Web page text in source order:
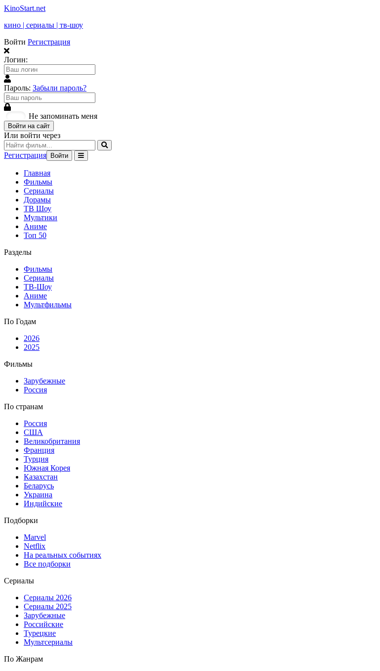
KinoStart.net
кино | сериалы | тв-шоу
Войти Регистрация
Логин:
Пароль: Забыли пароль?
Не запоминать меня
Войти на сайт
Или войти через
Регистрация Войти
Главная
Фильмы
Сериалы
Дорамы
ТВ Шоу
Мультики
Аниме
Топ 50
Разделы
Фильмы
Сериалы
ТВ-Шоу
Аниме
Мультфильмы
По Годам
2026
2025
Фильмы
Зарубежные
Россия
По странам
Россия
США
Великобритания
Франция
Турция
Южная Корея
Казахстан
Беларусь
Украина
Индийские
Подборки
Marvel
Netflix
На реальных событиях
Все подборки
Сериалы
Сериалы 2026
Сериалы 2025
Зарубежные
Российские
Турецкие
Мультсериалы
По Жанрам